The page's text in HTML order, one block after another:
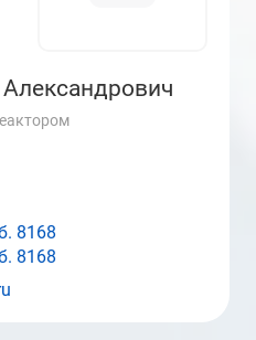
8168
8168